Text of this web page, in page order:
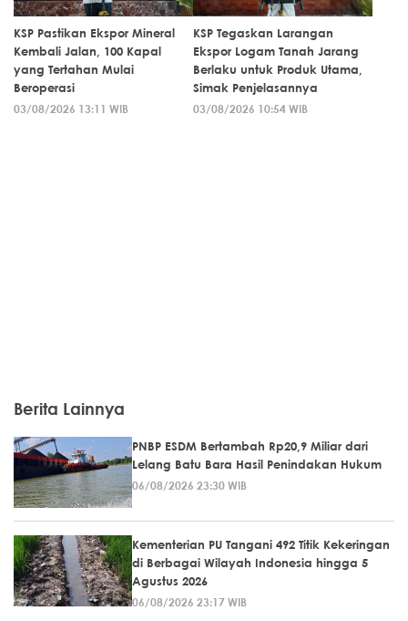
KSP Pastikan Ekspor Mineral
Kembali Jalan, 100 Kapal
yang Tertahan Mulai
Beroperasi
03/08/2026 13:11 WIB
KSP Tegaskan Larangan
Ekspor Logam Tanah Jarang
Berlaku untuk Produk Utama,
Simak Penjelasannya
03/08/2026 10:54 WIB
Berita Lainnya
PNBP ESDM Bertambah Rp20,9 Miliar dari
Lelang Batu Bara Hasil Penindakan Hukum
06/08/2026 23:30 WIB
Kementerian PU Tangani 492 Titik Kekeringan
di Berbagai Wilayah Indonesia hingga 5
Agustus 2026
06/08/2026 23:17 WIB